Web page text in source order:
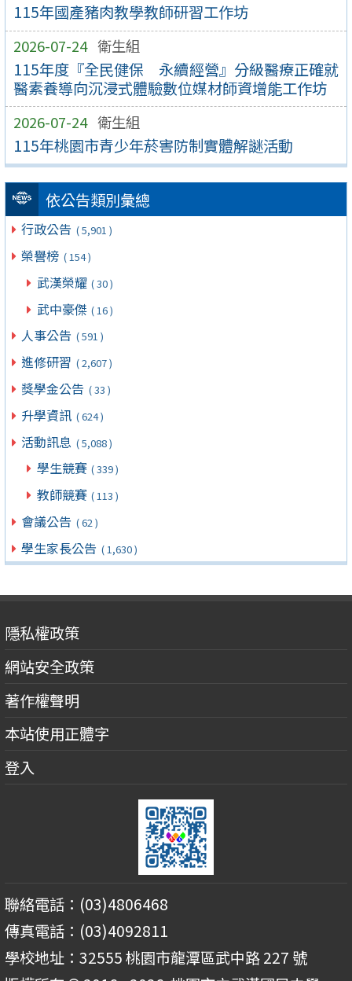
115年國產豬肉教學教師研習工作坊
2026-07-24 衛生組
115年度『全民健保 永續經營』分級醫療正確就
醫素養導向沉浸式體驗數位媒材師資增能工作坊
2026-07-24 衛生組
115年桃園市青少年菸害防制實體解謎活動
依公告類別彙總
行政公告 ( 5,901 )
榮譽榜 ( 154 )
武漢榮耀 ( 30 )
武中豪傑 ( 16 )
人事公告 ( 591 )
進修研習 ( 2,607 )
獎學金公告 ( 33 )
升學資訊 ( 624 )
活動訊息 ( 5,088 )
學生競賽 ( 339 )
教師競賽 ( 113 )
會議公告 ( 62 )
學生家長公告 ( 1,630 )
隱私權政策
網站安全政策
著作權聲明
本站使用正體字
登入
聯絡電話：(03)4806468
傳真電話：(03)4092811
學校地址：32555 桃園市龍潭區武中路 227 號